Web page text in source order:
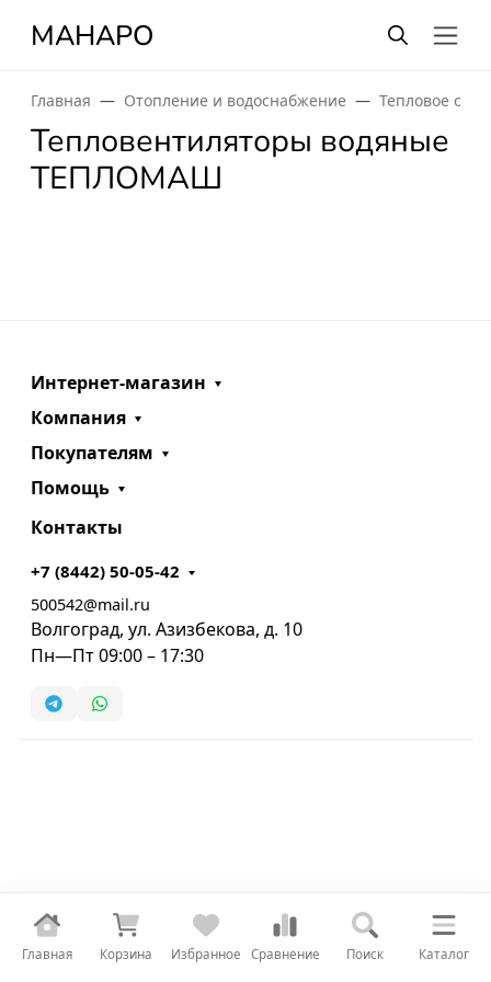
МАНАРО
Главная Корзина Избранное Сравнение Поиск Каталог
Главная Отопление и водоснабжение Тепловое
Тепловентиляторы водяные
ТЕПЛОМАШ
Интернет-магазин
Компания
Покупателям
Помощь
Контакты
+7 (8442) 50-05-42
500542@mail.ru
Волгоград, ул. Азизбекова, д. 10
Пн—Пт 09:00 – 17:30